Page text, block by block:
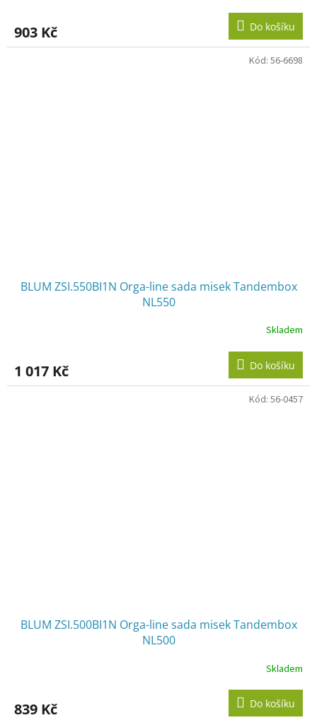
903 Kč Do košíku
BLUM ZSI.550BI1N Orga-line sada misek Tandembox
NL550
Skladem
1 017 Kč Do košíku
Kód: 56-6698
BLUM ZSI.500BI1N Orga-line sada misek Tandembox
NL500
Skladem
839 Kč Do košíku
Kód: 56-0457